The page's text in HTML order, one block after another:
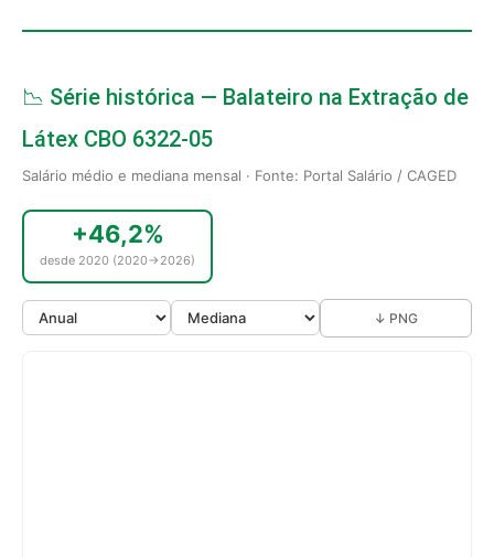
📉 Série histórica — Balateiro na Extração de
Látex CBO 6322-05
Salário médio e mediana mensal · Fonte: Portal Salário / CAGED
+46,2%
desde 2020 (2020→2026)
↓ PNG